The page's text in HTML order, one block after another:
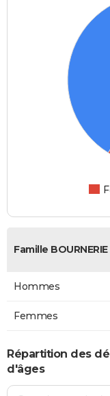
Famille BOURNERIE
Hommes
Femmes
Répartition des
d'âges